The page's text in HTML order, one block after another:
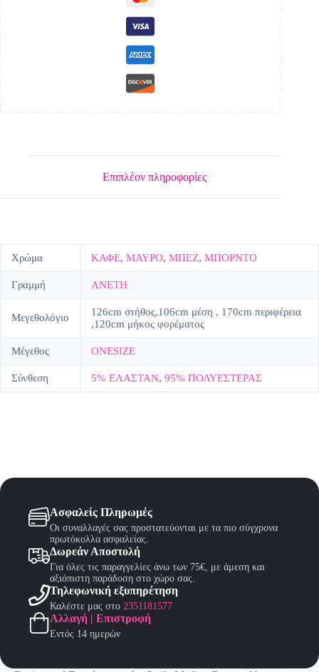
Επιπλέον πληροφορίες
Χρώμα ΚΑΦΕ, ΜΑΥΡΟ, ΜΠΕΖ, ΜΠΟΡΝΤΟ
Γραμμή ΑΝΕΤΗ
Μεγεθολόγιο
126cm στήθος,106cm μέση , 170cm περιφέρεια
,120cm μήκος φορέματος
Μέγεθος ONESIZE
Σύνθεση 5% ΕΛΑΣΤΑΝ, 95% ΠΟΛΥΕΣΤΕΡΑΣ
Ασφαλείς Πληρωμές
Οι συναλλαγές σας προστατεύονται με τα πιο σύγχρονα
πρωτόκολλα ασφαλείας.
Δωρεάν Αποστολή
Για όλες τις παραγγελίες άνω των 75€, με άμεση και
αξιόπιστη παράδοση στο χώρο σας.
Τηλεφωνική εξυπηρέτηση
Καλέστε μας στο 2351181577
Αλλαγή | Επιστροφή
Εντός 14 ημερών